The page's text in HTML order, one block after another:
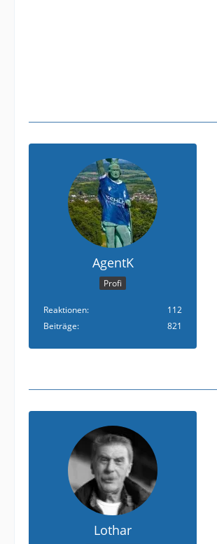
AgentK
Profi
Reaktionen
112
Beiträge
821
Lothar